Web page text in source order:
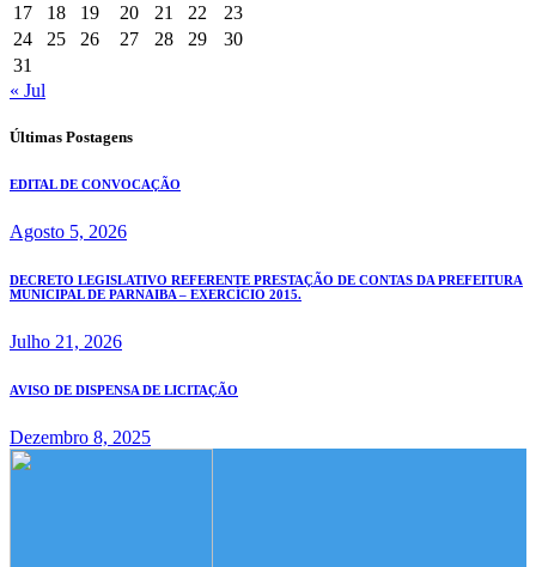
17
18 19 20 21 22
23
24
25 26 27 28 29
30
31
« Jul
Últimas Postagens
EDITAL DE CONVOCAÇÃO
Agosto 5, 2026
DECRETO LEGISLATIVO REFERENTE PRESTAÇÃO DE CONTAS DA PREFEITURA
MUNICIPAL DE PARNAIBA – EXERCÍCIO 2015.
Julho 21, 2026
AVISO DE DISPENSA DE LICITAÇÃO
Dezembro 8, 2025